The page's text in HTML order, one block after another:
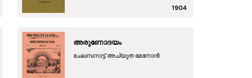
1904
അരുണോദയം
ചേലമ്പനാട്ട് അച്യുത മേനോൻ